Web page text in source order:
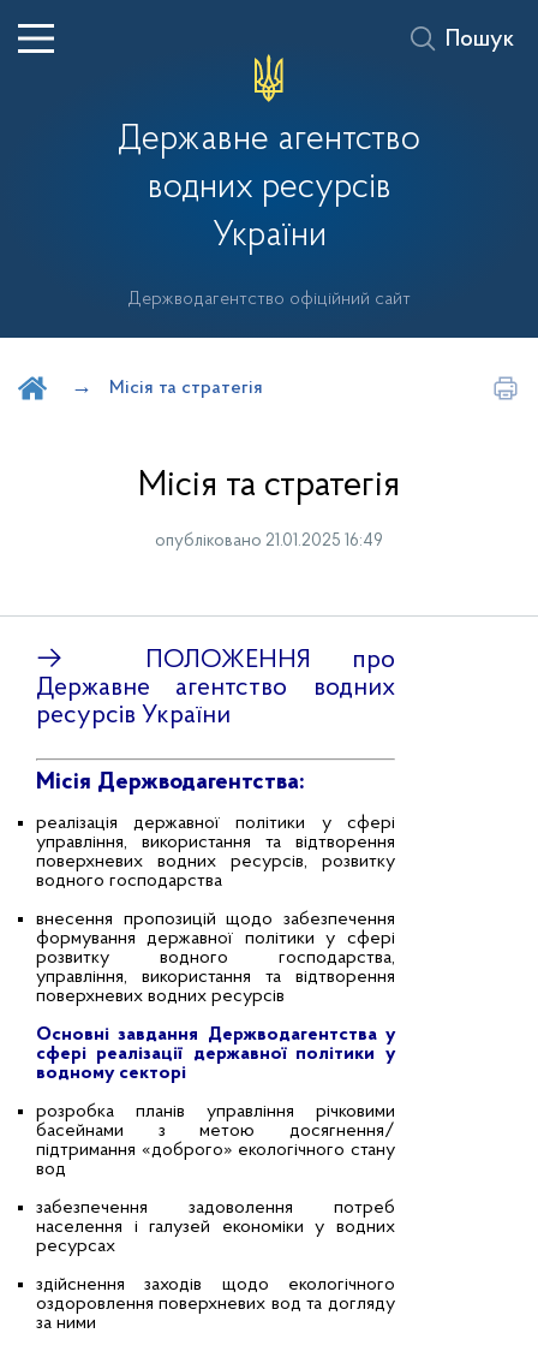
Державне агентство
водних ресурсів
України
Держводагентство офіційний сайт
Пошук
Місія та стратегія
Місія та стратегія
опубліковано 21.01.2025 16:49
→ ПОЛОЖЕННЯ про
Державне агентство водних
ресурсів України
Місія Держводагентства:
реалізація державної політики у сфері
управління, використання та відтворення
поверхневих водних ресурсів, розвитку
водного господарства
внесення пропозицій щодо забезпечення
формування державної політики у сфері
розвитку водного господарства,
управління, використання та відтворення
поверхневих водних ресурсів
Основні завдання Держводагентства у
сфері реалізації державної політики у
водному секторі
розробка планів управління річковими
басейнами з метою досягнення/
підтримання «доброго» екологічного стану
вод
забезпечення задоволення потреб
населення і галузей економіки у водних
ресурсах
здійснення заходів щодо екологічного
оздоровлення поверхневих вод та догляду
за ними